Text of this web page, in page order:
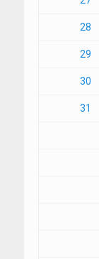
28
29
30
31